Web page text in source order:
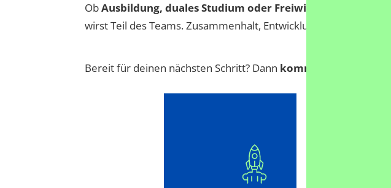
ObAusbildung, duales Studium oder Freiwilligendienst
–
wirst Teil des Teams. Zusammenhalt, Entwicklungschancen
Bereit für deinen nächsten Schritt? Dann komm ins Team